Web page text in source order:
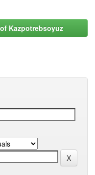
Kazpotrebsoyuz